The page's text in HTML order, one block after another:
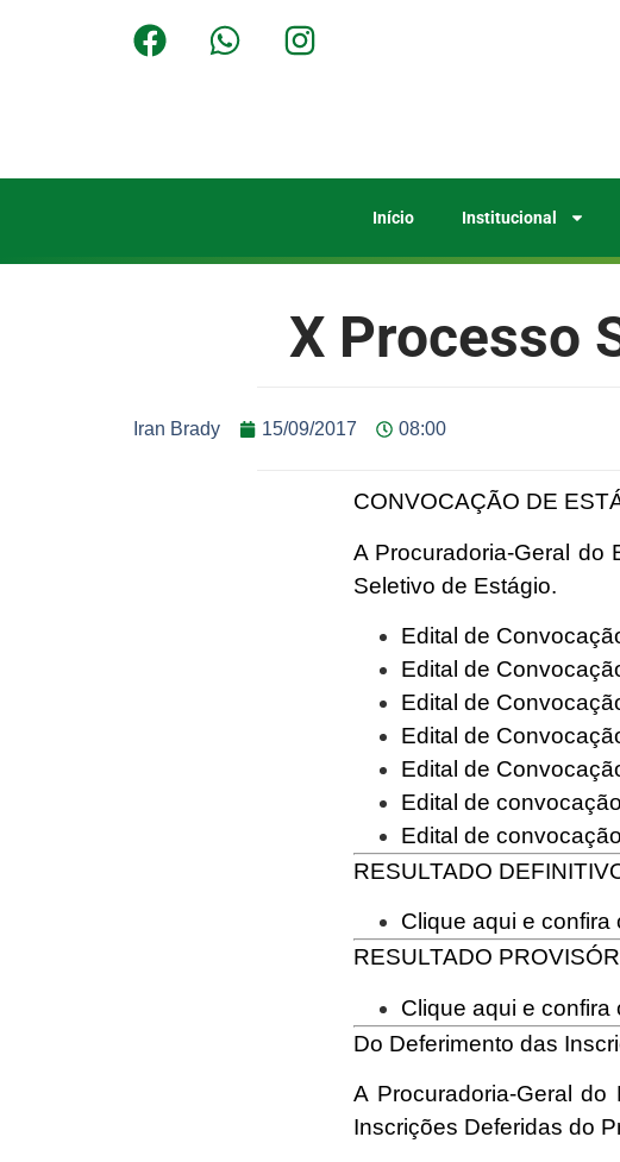
Início Institucional
X Processo
Iran Brady 15/09/2017 08:00
CONVOCAÇÃO DE
A Procuradoria-Geral do
Seletivo de Estágio.
Edital de
Edital de
Edital de
Edital de
Edital de
Edital de
Edital de
RESULTADO
Clique aqui e confira
RESULTADO
Clique aqui e confira
Do Deferimento das
A Procuradoria-Geral
Inscrições Deferidas do